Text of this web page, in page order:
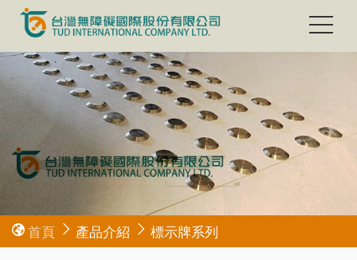
首頁 產品介紹 標示牌系列